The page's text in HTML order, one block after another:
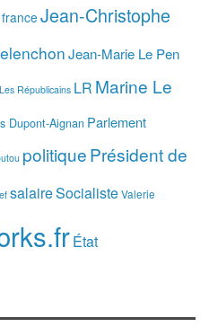
Jean-Christophe
Jean-Marie Le Pen
Les Républicains LR Marine Le
Dupont-Aignan Parlement
politiquePrésident de
salaireSocialisteValerie
État